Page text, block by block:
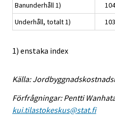
Banunderhåll 1)
Underhåll, totalt 1)
1) enstaka index
Källa:
Förfrågningar: Pentti
kui.tilastokeskus@stat.fi